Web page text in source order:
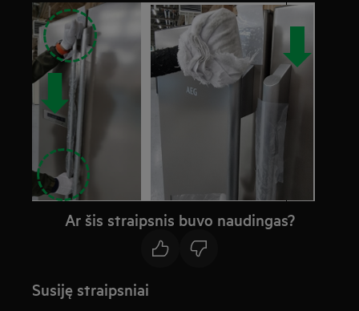
Ar šis straipsnis buvo naudingas?
Susiję straipsniai